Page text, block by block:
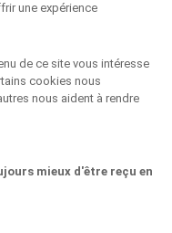
une expérience
de ce site vous intéresse
cookies nous
nous aident à rendre
mieux d'être reçu en